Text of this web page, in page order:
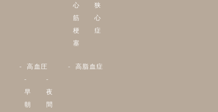
心
筋
梗
塞
狭
心
症
高血圧
早
朝
夜
間
高脂血症